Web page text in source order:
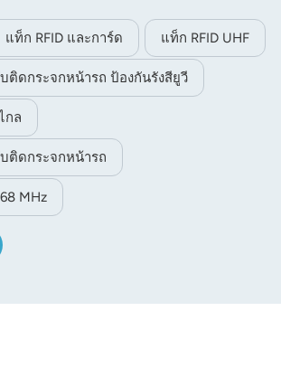
ดไว้ล่วงหน้า แท็กนี้อนุญาตให้เข้ารหัส
มข้อกำหนดที่ระบุไว้
แท็ก RFID และการ์ด แท็ก RFID UHF
ติดกระจกหน้ารถ ป้องกันรังสียูวี
กล
ติดกระจกหน้ารถ
MHz